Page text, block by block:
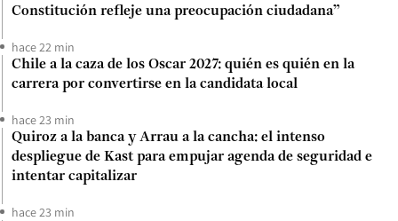
Constitución refleje una preocupación ciudadana”
hace 22 min
Chile a la caza de los Oscar 2027: quién es quién en la
carrera por convertirse en la candidata local
hace 23 min
Quiroz a la banca y Arrau a la cancha: el intenso
despliegue de Kast para empujar agenda de seguridad e
intentar capitalizar
hace 23 min